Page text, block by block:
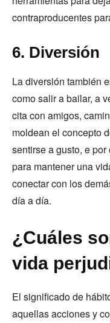
contraproducentes
6. Diversión
La diversión también
como salir a bailar, a
cita con amigos,
moldean el concepto
sentirse a gusto, e
para mantener una
conectar con los
día a día.
¿Cuáles
vida
El significado de
aquellas acciones y